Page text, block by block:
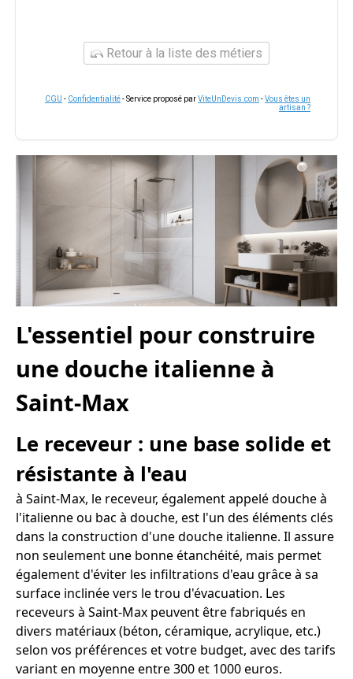
Retour à la liste des métiers
CGU - Confidentialité- Service proposé parViteUnDevis.com -Vous êtes un
artisan ?
L'essentiel pour construire
une douche italienne à
Saint-Max
Le receveur : une base solide et
résistante à l'eau
à Saint-Max, le receveur, également appelé douche à
l'italienne ou bac à douche, est l'un des éléments clés
dans la construction d'une douche italienne. Il assure
non seulement une bonne étanchéité, mais permet
également d'éviter les infiltrations d'eau grâce à sa
surface inclinée vers le trou d'évacuation. Les
receveurs à Saint-Max peuvent être fabriqués en
divers matériaux (béton, céramique, acrylique, etc.)
selon vos préférences et votre budget, avec des tarifs
variant en moyenne entre 300 et 1000 euros.